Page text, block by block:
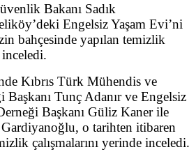
Bakanı Sadık
Engelsiz Yaşam Evi’ni
bahçesinde yapılan temizlik
inceledi.
Kıbrıs Türk Mühendis ve
Tunç Adanır ve Engelsiz
Başkanı Güliz Kaner ile
o tarihten itibaren
çalışmalarını yerinde inceledi.